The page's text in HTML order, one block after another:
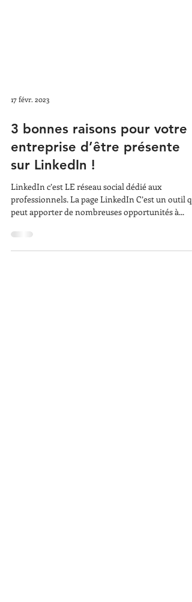
3 bonnes raisons pour votre
entreprise d’être présente
sur LinkedIn !
LinkedIn c’est LE réseau social dédié aux
professionnels. La page LinkedIn C’est un outil
peut apporter de nombreuses opportunités à...